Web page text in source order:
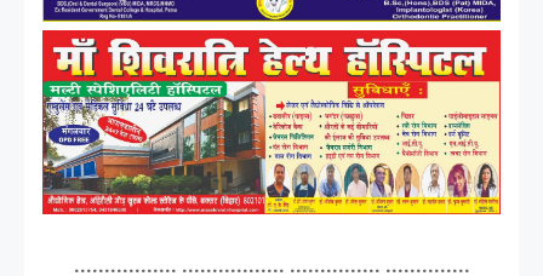
................. ................. ............... ..............